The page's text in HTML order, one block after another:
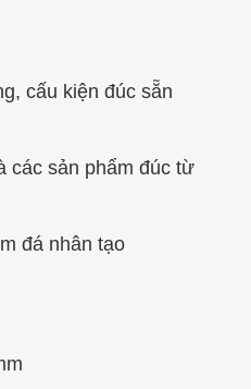
cấu kiện đúc sẵn
các sản phẩm đúc từ
đá nhân tạo